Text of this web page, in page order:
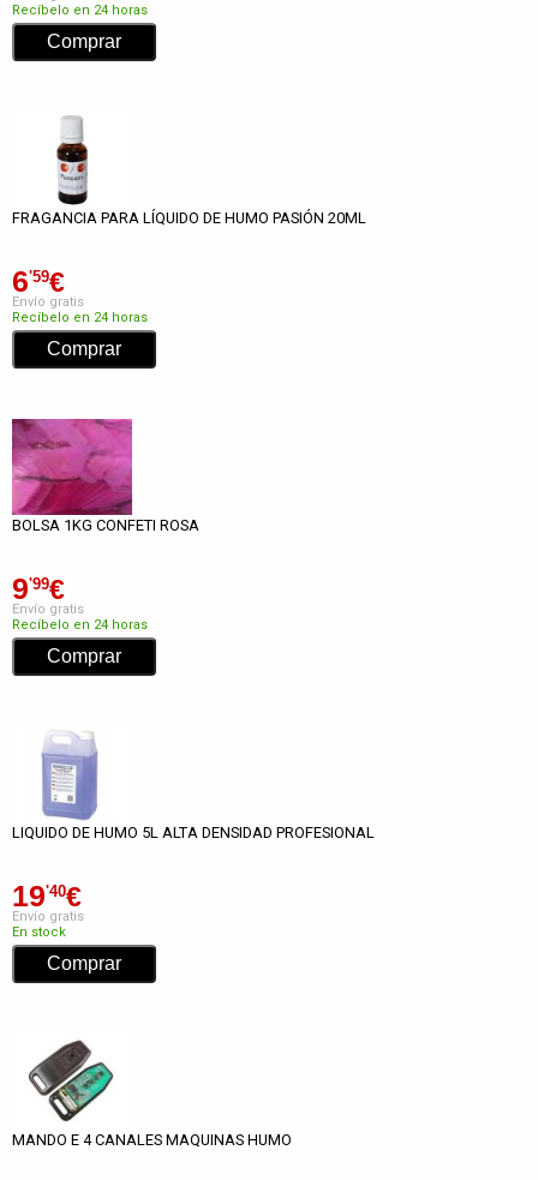
Recíbelo en 24 horas
FRAGANCIA PARA LÍQUIDO DE HUMO PASIÓN 20ML
6'59€
Envío gratis
Recíbelo en 24 horas
BOLSA 1KG CONFETI ROSA
9'99€
Envío gratis
Recíbelo en 24 horas
LIQUIDO DE HUMO 5L ALTA DENSIDAD PROFESIONAL
19'40€
Envío gratis
En stock
MANDO E 4 CANALES MAQUINAS HUMO